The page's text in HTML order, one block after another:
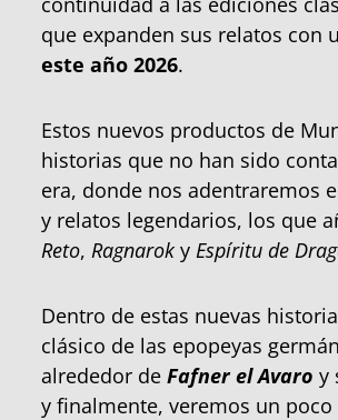
que expanden sus relatos con
este año 2026.
Estos nuevos productos de
historias que no han sido
era, donde nos adentraremos
y relatos legendarios, los que
Reto, Ragnarok y Espíritu de
Dentro de estas nuevas
clásico de las epopeyas
alrededor de Fafner el Avaro y
y finalmente, veremos un